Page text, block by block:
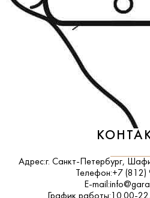
Адрес:г. Санкт-Петербург,
Телефон:+7
E-mail: